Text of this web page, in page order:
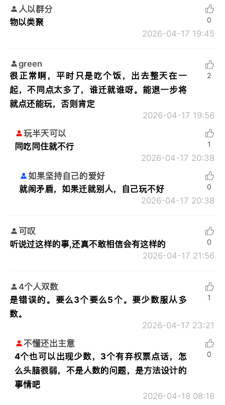
人以群分
物以类聚
2026-04-17 19:45
0
green
很正常啊，平时只是吃个饭，出去整天在一
起，不同点太多了，谁迁就谁呀。能退一步将
就点还能玩，否则肯定
2026-04-17 19:56
2
玩半天可以
同吃同住就不行
2026-04-17 20:38
1
如果坚持自己的爱好
就闹矛盾，如果迁就别人，自己玩不好
2026-04-17 20:38
0
可叹
听说过这样的事,还真不敢相信会有这样的
2026-04-17 21:56
0
4个人双数
是错误的。要么3个要么5个。要少数服从多
数。
2026-04-17 23:21
1
不懂还出主意
4个也可以出现少数，3个有弃权票点话，怎
么头脑很弱，不是人数的问题，是方法设计的
事情吧
2026-04-18 08:16
0